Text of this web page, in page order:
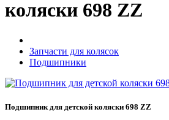
коляски 698 ZZ
Запчасти для колясок
Подшипники
Подшипник для детской коляски 698 ZZ